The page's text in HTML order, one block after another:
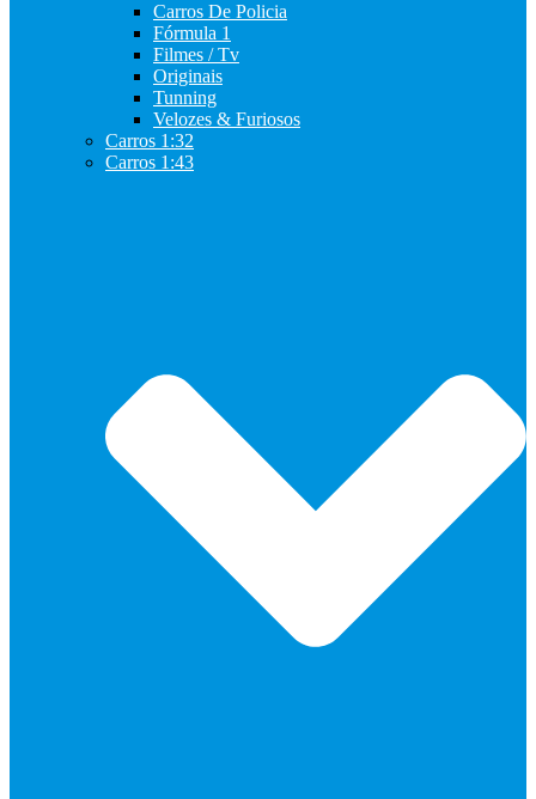
Carros De Policia
Fórmula 1
Filmes / Tv
Originais
Tunning
Velozes & Furiosos
Carros 1:32
Carros 1:43